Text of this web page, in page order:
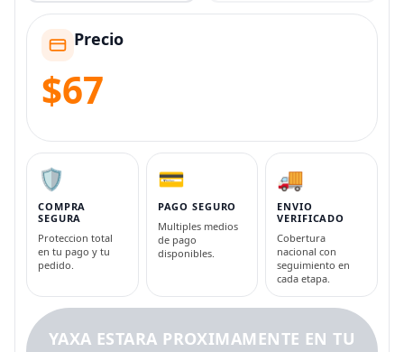
Precio
$67
🛡️
COMPRA
SEGURA
Proteccion total
en tu pago y tu
pedido.
💳
PAGO SEGURO
Multiples medios
de pago
disponibles.
🚚
ENVIO
VERIFICADO
Cobertura
nacional con
seguimiento en
cada etapa.
YAXA ESTARA PROXIMAMENTE EN TU